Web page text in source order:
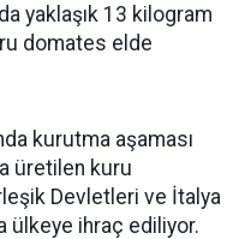
yaklaşık 13 kilogram
domates elde
kurutma aşaması
üretilen kuru
Devletleri ve İtalya
ülkeye ihraç ediliyor.